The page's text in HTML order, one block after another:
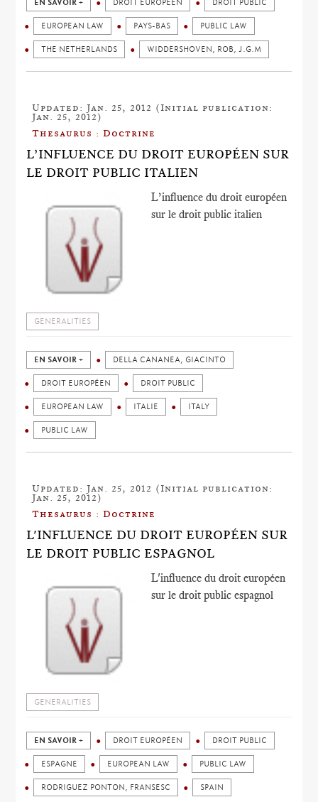
EN SAVOIR + DROIT EUROPÉEN DROIT PUBLIC
EUROPEAN LAW PAYS-BAS PUBLIC LAW
THE NETHERLANDS WIDDERSHOVEN, ROB, J.G.M
Updated: Jan. 25, 2012 (Initial publication:
Jan. 25, 2012)
Thesaurus : Doctrine
L’INFLUENCE DU DROIT EUROPÉEN SUR
LE DROIT PUBLIC ITALIEN
L’influence du droit européen
sur le droit public italien
GENERALITIES
EN SAVOIR + DELLA CANANEA, GIACINTO
DROIT EUROPÉEN DROIT PUBLIC
EUROPEAN LAW ITALIE ITALY
PUBLIC LAW
Updated: Jan. 25, 2012 (Initial publication:
Jan. 25, 2012)
Thesaurus : Doctrine
L'INFLUENCE DU DROIT EUROPÉEN SUR
LE DROIT PUBLIC ESPAGNOL
L'influence du droit européen
sur le droit public espagnol
GENERALITIES
EN SAVOIR + DROIT EUROPÉEN DROIT PUBLIC
ESPAGNE EUROPEAN LAW PUBLIC LAW
RODRIGUEZ PONTON, FRANSESC SPAIN